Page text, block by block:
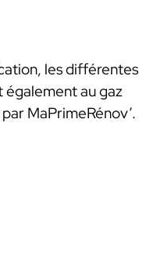
les différentes
au gaz
MaPrimeRénov’.